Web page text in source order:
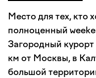
Место для тех, кто
полноценный
Загородный
км от Москвы, в
большой